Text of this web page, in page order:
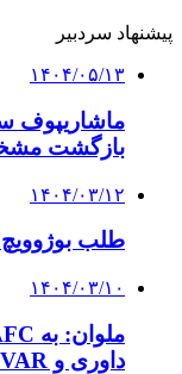
پیشنهاد سردبیر
۱۴۰۴/۰۵/۱۳
ماشاریپوف
بازگشت
۱۴۰۴/۰۳/۱۲
طلب
۱۴۰۴/۰۳/۱۰
داوری و VAR را بدون سانسور منتشر کنید